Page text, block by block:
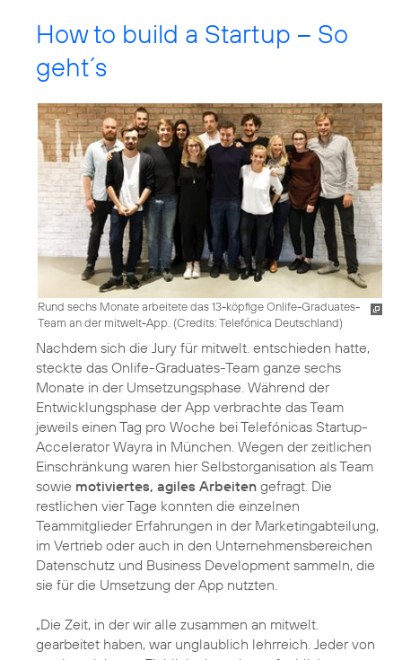
How to build a Startup – So
geht´s
Rund sechs Monate arbeitete das 13-köpfige Onlife-Graduates-
Team an der mitwelt-App. (Credits: Telefónica Deutschland)
Nachdem sich die Jury für mitwelt. entschieden hatte,
steckte das Onlife-Graduates-Team ganze sechs
Monate in der Umsetzungsphase. Während der
Entwicklungsphase der App verbrachte das Team
jeweils einen Tag pro Woche bei Telefónicas Startup-
Accelerator Wayra in München. Wegen der zeitlichen
Einschränkung waren hier Selbstorganisation als Team
sowie motiviertes, agiles Arbeiten gefragt. Die
restlichen vier Tage konnten die einzelnen
Teammitglieder Erfahrungen in der Marketingabteilung,
im Vertrieb oder auch in den Unternehmensbereichen
Datenschutz und Business Development sammeln, die
sie für die Umsetzung der App nutzten.
„Die Zeit, in der wir alle zusammen an mitwelt.
gearbeitet haben, war unglaublich lehrreich. Jeder von